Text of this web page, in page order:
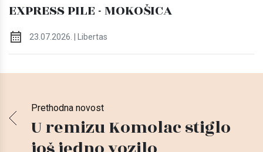
EXPRESS PILE - MOKOŠICA
23.07.2026. | Libertas
Prethodna novost
U remizu Komolac stiglo